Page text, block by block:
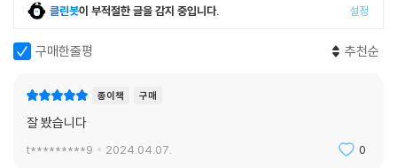
가라(Move fast and break things)”라고 말합니다. 그러나 실리콘 밸
듯 그런 태도로는 결국 내가 깨질(broken) 때가 많지요. 그러나 인내심을
상 새로운 것을 찾으며 자꾸만 경로를 바꾸고 싶은 유혹을 가라앉힐 수 있
는 거죠. 일이 더디게 진행되는 것 같을 때도 안정감 있고 진중하게 상황과
록 물러설 시점을 파악할 힘이 생겨요. 그러면서 필요한 순간에 신속히 움
붙이지 못한 채 허우적거리게 된다.
하지만 수십 미터 높이로 자란 나무들을 떠올려 보자. 높은 쪽 가지는 바람
견고하게 자리 잡고 있기 때문이다. 뿌리가 튼튼하면 삶의 변덕스러운 비
바람 속에서도 흔들리지 않을 수 있는 것이다. 13세기에 활동한 신학자 마
이스터 에크하르트는 “깊고 묵직하게 안착할수록 높고 가볍게 날아오를
클린봇이 부적절한 글을 감지 중입니다. 설정
구매한줄평 추천순
종이책 구매
잘 봤습니다
t*********9 2024.04.07. 0